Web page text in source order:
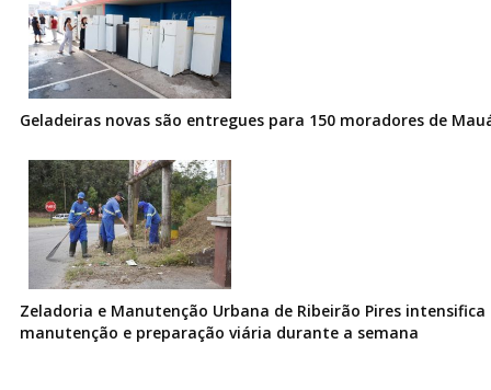
Geladeiras novas são entregues para 150 moradores de
Zeladoria e Manutenção Urbana de Ribeirão Pires intensifica
manutenção e preparação viária durante a semana